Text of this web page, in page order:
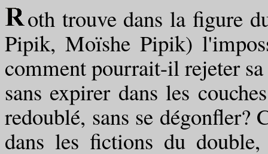
oth trouve dans la figure
Pipik, Moïshe Pipik)
comment pourrait-il rejeter
sans expirer dans les
redoublé, sans se dégonfler?
dans les fictions du